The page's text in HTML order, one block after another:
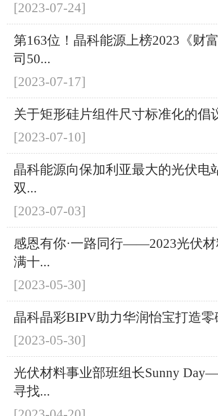
[2023-07-24]
第163位！晶科能源上榜2023《财
司50...
[2023-07-17]
关于矩形硅片组件尺寸标准化的倡
[2023-07-10]
晶科能源向保加利亚最大的光伏电
双...
[2023-07-03]
感恩有你·一路同行——2023光伏
满十...
[2023-05-30]
晶科晶彩BIPV助力华润怡宝打造
[2023-05-30]
光伏材料事业部班组长Sunny
寻找...